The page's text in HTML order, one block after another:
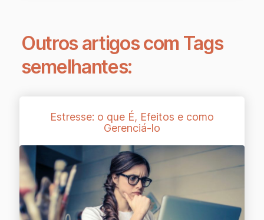
Outros artigos com Tags
semelhantes:
Estresse: o que É, Efeitos e como
Gerenciá-lo